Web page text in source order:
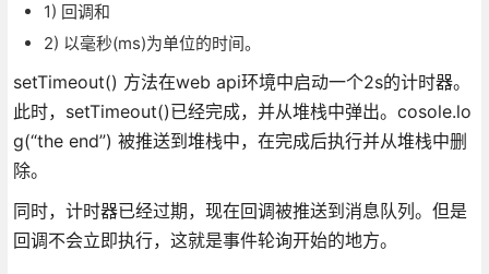
1) 回调和
2) 以毫秒(ms)为单位的时间。
setTimeout() 方法在web api环境中启动一个2s的计时器。
此时，setTimeout()已经完成，并从堆栈中弹出。cosole.lo
g(“the end”) 被推送到堆栈中，在完成后执行并从堆栈中删
除。
同时，计时器已经过期，现在回调被推送到消息队列。但是
回调不会立即执行，这就是事件轮询开始的地方。